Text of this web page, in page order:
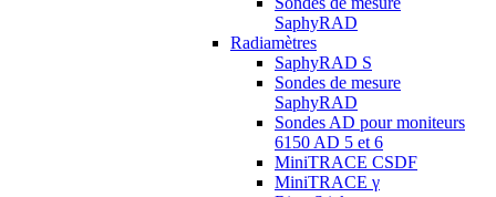
SaphyRAD
Radiamètres
SaphyRAD S
Sondes de mesure
SaphyRAD
Sondes AD pour moniteurs
6150 AD 5 et 6
MiniTRACE CSDF
MiniTRACE γ